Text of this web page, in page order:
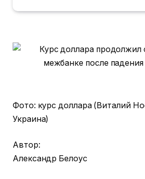
Фото: курс доллара (Виталий
Украина)
Автор:
Александр Белоус